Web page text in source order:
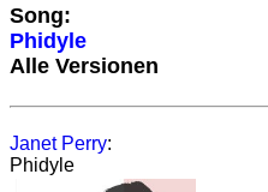
Song:
Phidyle
Alle Versionen
Janet Perry:
Phidyle